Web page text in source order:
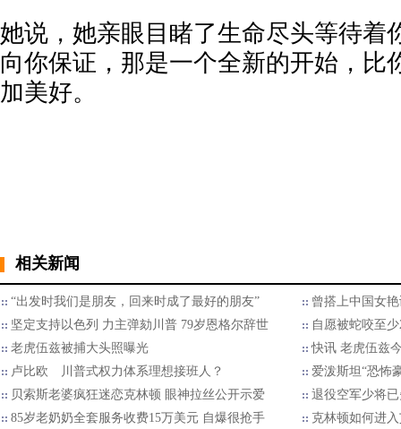
她说，她亲眼目睹了生命尽头等待着
向你保证，那是一个全新的开始，比
加美好。
相关新闻
“出发时我们是朋友，回来时成了最好的朋友”
曾搭上中国女
坚定支持以色列 力主弹劾川普 79岁恩格尔辞世
自愿被蛇咬至少
老虎伍兹被捕大头照曝光
快讯 老虎伍兹
卢比欧 川普式权力体系理想接班人？
爱泼斯坦“恐怖
贝索斯老婆疯狂迷恋克林顿 眼神拉丝公开示爱
退役空军少将
85岁老奶奶全套服务收费15万美元 自爆很抢手
克林顿如何进